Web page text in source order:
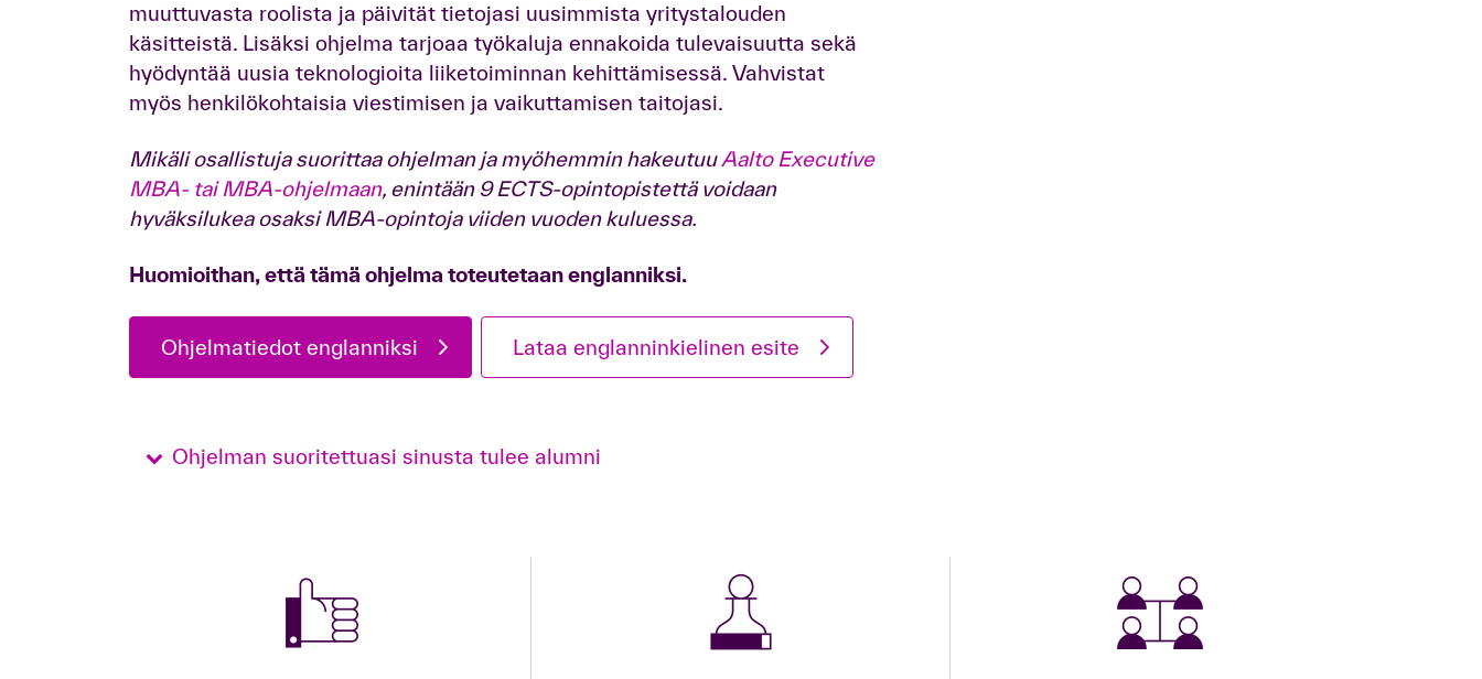
muuttuvasta roolista ja päivität tietojasi uusimmista yritystalouden
käsitteistä. Lisäksi ohjelma tarjoaa työkaluja ennakoida tulevaisuutta sekä
hyödyntää uusia teknologioita liiketoiminnan kehittämisessä. Vahvistat
myös henkilökohtaisia viestimisen ja vaikuttamisen taitojasi.
Mikäli osallistuja suorittaa ohjelman ja myöhemmin hakeutuuAalto Executive
MBA- tai MBA-ohjelmaan, enintään 9 ECTS-opintopistettä voidaan
hyväksilukea osaksi MBA-opintoja viiden vuoden kuluessa.
Huomioithan, että tämä ohjelma toteutetaan englanniksi.
Ohjelmatiedot englanniksi Lataa englanninkielinen esite
Ohjelman suoritettuasi sinusta tulee alumni